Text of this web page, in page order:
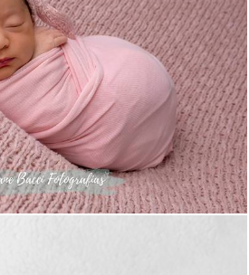
584 30